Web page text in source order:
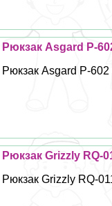
Рюкзак Asgard Р-
Рюкзак Asgard Р-
Рюкзак Grizzly RQ-
Рюкзак Grizzly RQ-